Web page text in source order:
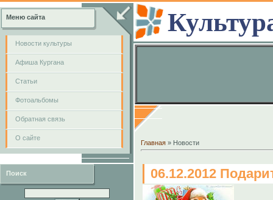
Меню сайта
Новости культуры
Афиша Кургана
Cтатьи
Фотоальбомы
Обратная связь
О сайте
Поиск
Главная » Новости
06.12.2012